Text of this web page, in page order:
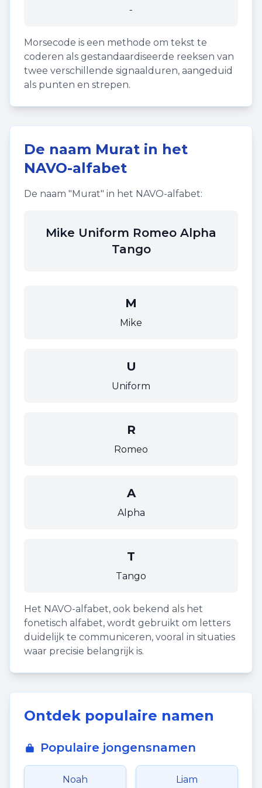
-
Morsecode is een methode om tekst te
coderen als gestandaardiseerde reeksen van
twee verschillende signaalduren, aangeduid
als punten en strepen.
De naam Murat in het
NAVO-alfabet
De naam "Murat" in het NAVO-alfabet:
Mike Uniform Romeo Alpha
Tango
M
Mike
U
Uniform
R
Romeo
A
Alpha
T
Tango
Het NAVO-alfabet, ook bekend als het
fonetisch alfabet, wordt gebruikt om letters
duidelijk te communiceren, vooral in situaties
waar precisie belangrijk is.
Ontdek populaire namen
Populaire jongensnamen
Noah Liam